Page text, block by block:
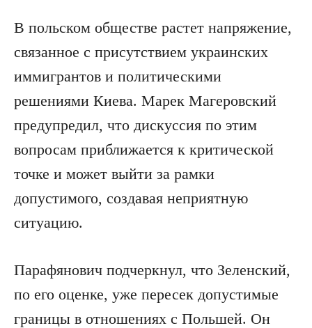
В польском обществе растет напряжение,
связанное с присутствием украинских
иммигрантов и политическими
решениями Киева. Марек Магеровский
предупредил, что дискуссия по этим
вопросам приближается к критической
точке и может выйти за рамки
допустимого, создавая неприятную
ситуацию.
Парафянович подчеркнул, что Зеленский,
по его оценке, уже пересек допустимые
границы в отношениях с Польшей. Он